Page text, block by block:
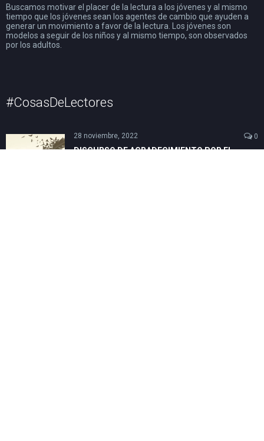
Buscamos motivar el placer de la lectura a los jóvenes y al mismo
tiempo que los jóvenes sean los agentes de cambio que ayuden a
generar un movimiento a favor de la lectura. Los jóvenes son
modelos a seguir de los niños y al mismo tiempo, son observados
por los adultos.
#CosasDeLectores
28 noviembre, 2022 0
DISCURSO DE AGRADECIMIENTO POR EL